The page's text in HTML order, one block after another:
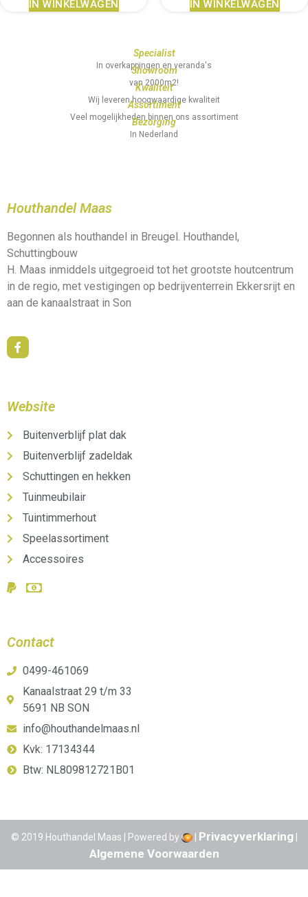
IN WINKELWAGEN IN WINKELWAGEN
Specialist
In overkappingen en veranda's
Showroom
van 2000m2!
Kwaliteit
Wij leveren hoogwaardige kwaliteit
Assortiment
Veel mogelijkheden binnen ons assortiment
Bezorging
In Nederland
Houthandel Maas
Begonnen als houthandel in Breugel. Houthandel,
Schuttingbouw
H. Maas inmiddels uitgegroeid tot het grootste houtcentrum
in de regio, met vestigingen op bedrijventerrein Ekkersrijt en
aan de kanaalstraat in Son
Website
Buitenverblijf plat dak
Buitenverblijf zadeldak
Schuttingen en hekken
Tuinmeubilair
Tuintimmerhout
Speelassortiment
Accessoires
Contact
0499-461069
Kanaalstraat 29 t/m 33
5691 NB SON
info@houthandelmaas.nl
Kvk: 17134344
Btw: NL809812721B01
© 2019 Houthandel Maas | Powered by | Privacyverklaring|
Algemene Voorwaarden